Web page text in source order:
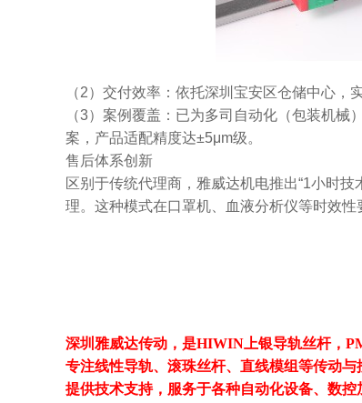
（2）交付效率：依托深圳宝安区仓储中心
（3）案例覆盖：已为多司自动化（包装机
案，产品适配精度达±5μm级。
售后体系创新
区别于传统代理商，雅威达机电推出“1小时
理。这种模式在口罩机、血液分析仪等时效
深圳雅威达传动，是HIWIN上银导轨丝杆，
专注线性导轨、滚珠丝杆、直线模组等传动
提供技术支持，服务于各种自动化设备、数